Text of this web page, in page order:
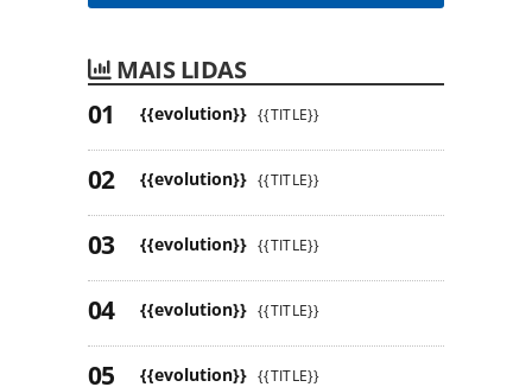
MAIS LIDAS
{{evolution}} {{TITLE}}
{{evolution}} {{TITLE}}
{{evolution}} {{TITLE}}
{{evolution}} {{TITLE}}
{{evolution}} {{TITLE}}